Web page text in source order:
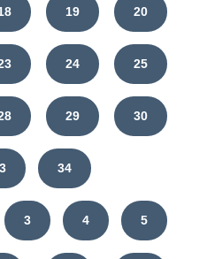
19 20
24 25
29 30
34
3 4 5